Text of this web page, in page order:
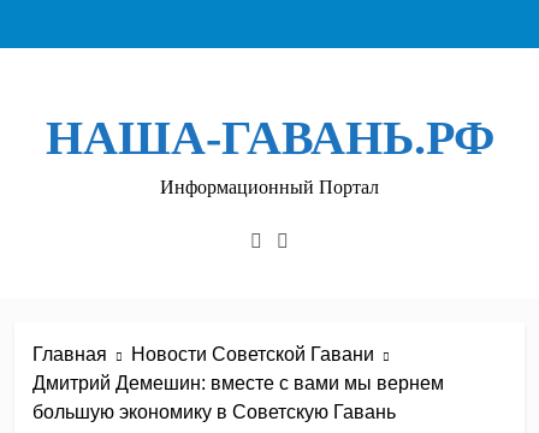
НАША-ГАВАНЬ.РФ
Информационный Портал
Главная
Новости Советской Гавани
Дмитрий Демешин: вместе с вами мы вернем
большую экономику в Советскую Гавань